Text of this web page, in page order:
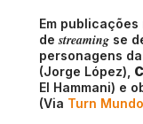
Em
de streaming se
personagens
(Jorge López),
El Hammani) e
(Via Turn